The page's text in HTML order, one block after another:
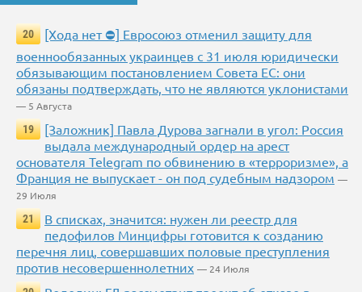
20
[Хода нет ⛔] Евросоюз отменил защиту для
военнообязанных украинцев с 31 июля юридически
обязывающим постановлением Совета ЕС: они
обязаны подтверждать, что не являются уклонистами
— 5 Августа
19
[Заложник] Павла Дурова загнали в угол: Россия
выдала международный ордер на арест
основателя Telegram по обвинению в «терроризме», а
Франция не выпускает - он под судебным надзором —
29 Июля
21
В списках, значится: нужен ли реестр для
педофилов Минцифры готовится к созданию
перечня лиц, совершавших половые преступления
против несовершеннолетних — 24 Июля